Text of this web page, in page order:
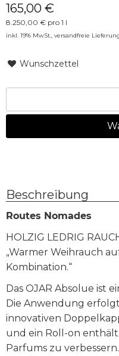
165,00 €
8.250,00 € pro 1 l
inkl. 19% MwSt., versandfreie
Wunschzettel
Beschreibung
Routes Nomades
HOLZIG LEDRIG
„Warmer Weihrauch
Kombination.“
Das OJAR Absolue ist
Die Anwendung
innovativen
und ein Roll-on
Parfums zu